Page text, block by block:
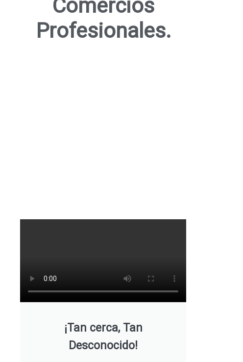
Comercios
Profesionales.
¡Tan cerca, Tan
Desconocido!